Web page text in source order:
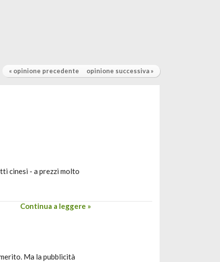
« opinione precedente opinione successiva »
cinesi - a prezzi molto
Continua a leggere »
Ma la pubblicità